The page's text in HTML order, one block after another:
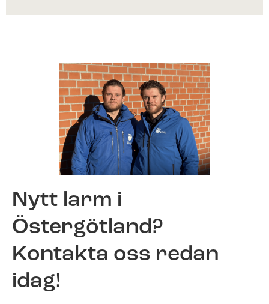
Nytt larm i
Östergötland?
Kontakta oss redan
idag!